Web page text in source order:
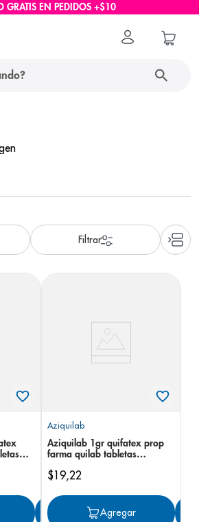
GRATIS EN PEDIDOS +$10
Agregar
Aziquilab
Aziquilab 1gr quifatex prop
farma quilab tabletas
$19,22
Agregar